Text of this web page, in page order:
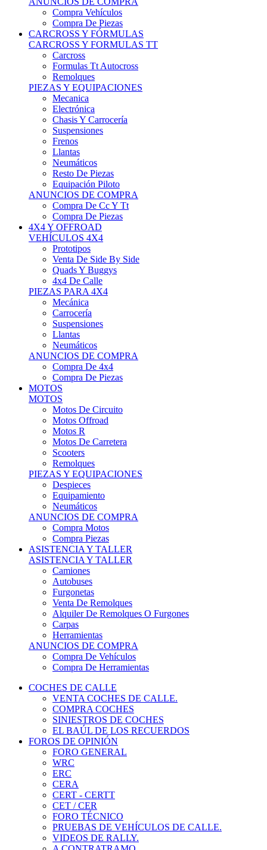
Compra De Piezas
CARCROSS Y FÓRMULAS
CARCROSS Y FORMULAS TT
Carcross
Formulas Tt Autocross
Remolques
PIEZAS Y EQUIPACIONES
Mecanica
Electrónica
Chasis Y Carrocería
Suspensiones
Frenos
Llantas
Neumáticos
Resto De Piezas
Equipación Piloto
ANUNCIOS DE COMPRA
Compra De Cc Y Tt
Compra De Piezas
4X4 Y OFFROAD
VEHÍCULOS 4X4
Prototipos
Venta De Side By Side
Quads Y Buggys
4x4 De Calle
PIEZAS PARA 4X4
Mecánica
Carrocería
Suspensiones
Llantas
Neumáticos
ANUNCIOS DE COMPRA
Compra De 4x4
Compra De Piezas
MOTOS
MOTOS
Motos De Circuito
Motos Offroad
Motos R
Motos De Carretera
Scooters
Remolques
PIEZAS Y EQUIPACIONES
Despieces
Equipamiento
Neumáticos
ANUNCIOS DE COMPRA
Compra Motos
Compra Piezas
ASISTENCIA Y TALLER
ASISTENCIA Y TALLER
Camiones
Autobuses
Furgonetas
Venta De Remolques
Alquiler De Remolques O Furgones
Carpas
Herramientas
ANUNCIOS DE COMPRA
Compra De Vehículos
Compra De Herramientas
COCHES DE CALLE
VENTA COCHES DE CALLE.
COMPRA COCHES
SINIESTROS DE COCHES
EL BAÚL DE LOS RECUERDOS
FOROS DE OPINIÓN
FORO GENERAL
WRC
ERC
CERA
CERT - CERTT
CET / CER
FORO TÉCNICO
PRUEBAS DE VEHÍCULOS DE CALLE.
VIDEOS DE RALLY.
A CONTRATRAMO
TIENDA ONLINE